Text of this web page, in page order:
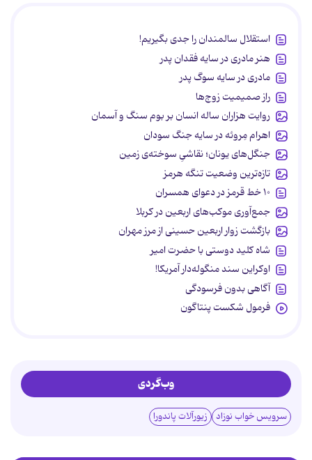
استقلال سالمندان را جدی بگیریم!
هنر مادری در سایه‌ فقدان پدر
مادری در سایه سوگ پدر
راز صمیمیت زوج‌ها
روایت هزاران ساله انسان بر بوم سنگ و آسمان
اهرام مِروئه در سایه جنگ سودان
جنگل‌های یونان؛ نقاشیِ سوخته‌ی زمین
تازه‌ترین وضعیت تنگه هرمز
۱۰ خط قرمز در دعوای همسران
جمع‌آوری موکب‌های اربعین در کربلا
بازگشت زوار اربعین حسینی از مرز مهران
شاه کلید دوستی با حضرت امیر
اوکراین سند منگوله‌دار آمریکا!
آگاهی بدون فرسودگی
فرمول شکست پنتاگون
وب‌گردی
سرویس خواب نوزاد زیورآلات پاندورا